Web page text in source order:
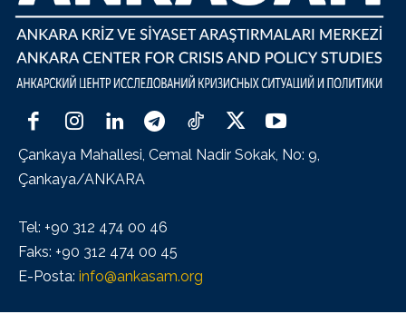
Çankaya Mahallesi, Cemal Nadir Sokak, No: 9,
Çankaya/ANKARA
Tel: +90 312 474 00 46
Faks: +90 312 474 00 45
E-Posta: info@ankasam.org